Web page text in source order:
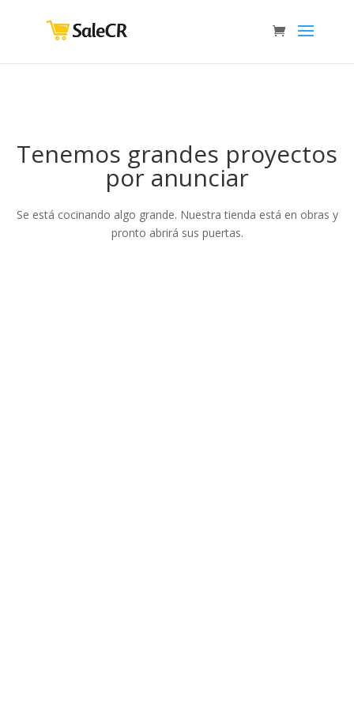
Tenemos grandes proyectos
por anunciar
Se está cocinando algo grande. Nuestra tienda está en obras y
pronto abrirá sus puertas.